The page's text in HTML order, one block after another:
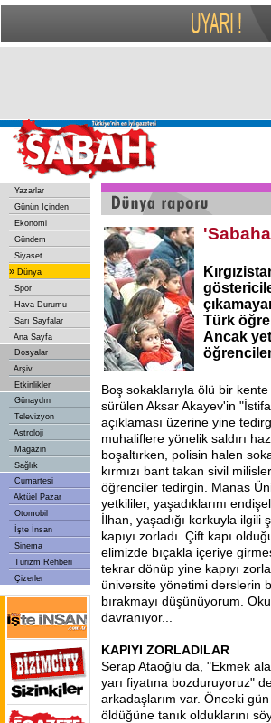
Yazarlar
Günün İçinden
Ekonomi
Gündem
Siyaset
» Dünya
Spor
Hava Durumu
Sarı Sayfalar
Ana Sayfa
Dosyalar
Arşiv
Etkinlikler
Günaydın
Televizyon
Astroloji
Magazin
Sağlık
Cumartesi
Aktüel Pazar
Otomobil
İşte İnsan
Sinema
Turizm Rehberi
Çizerler
Türk
Ancak
Boş sokaklarıyla ölü bir
sürülen Aksar Akayev'in
açıklaması üzerine yine
muhaliflere yönelik saldırı
boşaltırken, polisin halen
kırmızı bant takan sivil
öğrenciler tedirgin. Manas
yetkililer, yaşadıklarını
İlhan, yaşadığı korkuyla ilgili
kapıyı zorladı. Çift kapı
elimizde bıçakla içeriye
tekrar dönüp yine kapıyı
üniversite yönetimi derslerin
bırakmayı düşünüyorum.
davranıyor...
KAPIYI ZORLADILAR
Serap Ataoğlu da, "Ekmek
yarı fiyatına bozduruyoruz"
arkadaşlarım var. Önceki
öldüğüne tanık olduklarını